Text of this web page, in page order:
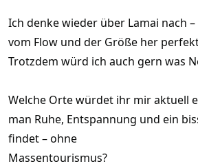
Ich denke wieder über Lamai nach
vom Flow und der Größe her
Trotzdem würd ich auch gern was
Welche Orte würdet ihr mir aktuell
man Ruhe, Entspannung und ein
findet – ohne
Massentourismus?